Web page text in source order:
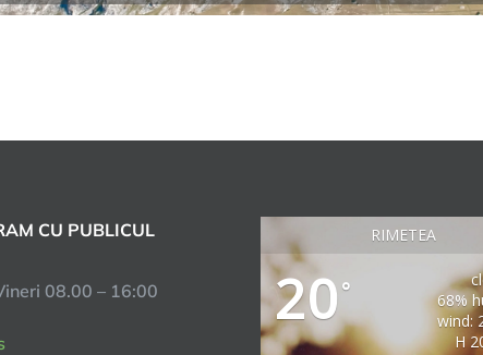
CU PUBLICUL
08.00 – 16:00
RIMETEA
20°
68%
wind:
H